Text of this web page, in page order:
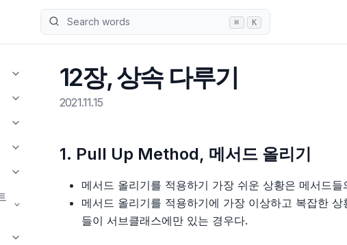
Search words ⌘ K
라
템
12장, 상속 다루기
2021.11.15
1. Pull Up Method, 메서드 올리기
메서드 올리기를 적용하기 가장 쉬운 상황은 메서드
메서드 올리기를 적용하기에 가장 이상하고 복잡한
들이 서브클래스에만 있는 경우다.